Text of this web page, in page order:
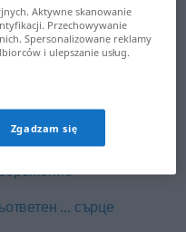
... сценарий
...
... създам
...
... сърце
Aktywne skanowanie
Przechowywanie
Spersonalizowane reklamy
i ulepszanie usług.
Zgadzam się